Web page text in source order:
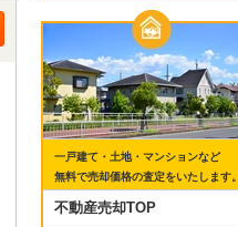
一戸建て・土地・マンションなど
無料で売却価格の査定をいたします。
不動産売却TOP